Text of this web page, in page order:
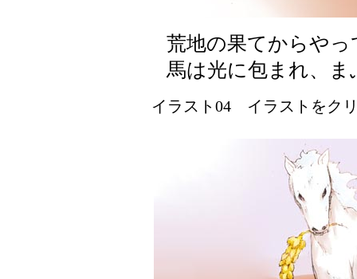
荒地の果てからやっ
馬は光に包まれ、ま
イラスト04 イラストをク